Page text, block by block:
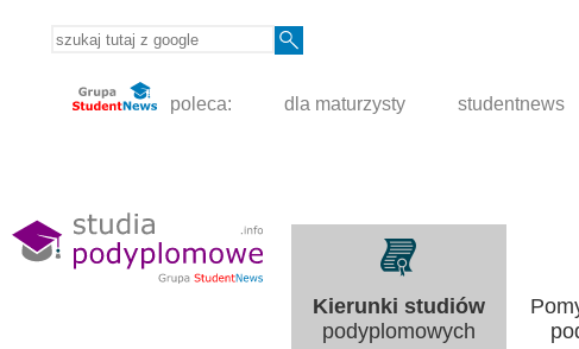
poleca: dla maturzysty studentnews
Kierunki studiów
podyplomowych